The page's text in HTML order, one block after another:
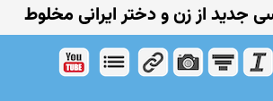
از زن و دختر ایرانی مخلوط